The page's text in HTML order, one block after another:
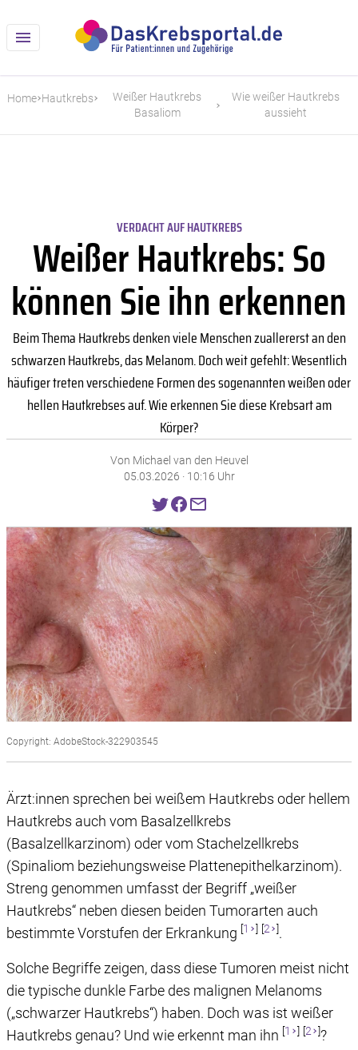
Home Hautkrebs
Weißer Hautkrebs
Basaliom
Wie weißer Hautkrebs
aussieht
VERDACHT AUF HAUTKREBS
Weißer Hautkrebs: So
können Sie ihn erkennen
Beim Thema Hautkrebs denken viele Menschen zuallererst an den
schwarzen Hautkrebs, das Melanom. Doch weit gefehlt: Wesentlich
häufiger treten verschiedene Formen des sogenannten weißen oder
hellen Hautkrebses auf. Wie erkennen Sie diese Krebsart am
Körper?
Von Michael van den Heuvel
05.03.2026 · 10:16 Uhr
Copyright: AdobeStock-322903545
Ärzt:innen sprechen bei weißem Hautkrebs oder hellem
Hautkrebs auch vom Basalzellkrebs
(Basalzellkarzinom) oder vom Stachelzellkrebs
(Spinaliom beziehungsweise Plattenepithelkarzinom).
Streng genommen umfasst der Begriff „weißer
Hautkrebs“ neben diesen beiden Tumorarten auch
bestimmte Vorstufen der Erkrankung [1 ] [2 ].
Solche Begriffe zeigen, dass diese Tumoren meist nicht
die typische dunkle Farbe des malignen Melanoms
(„schwarzer Hautkrebs“) haben. Doch was ist weißer
Hautkrebs genau? Und wie erkennt man ihn [1 ] [2 ]?